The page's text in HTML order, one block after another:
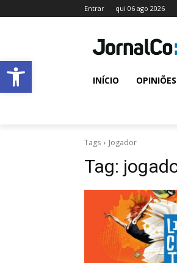
Abrir a barra de ferramentas
Entrar qui 06 ago 2026
INÍCIO
Tags Jogador
Tag: